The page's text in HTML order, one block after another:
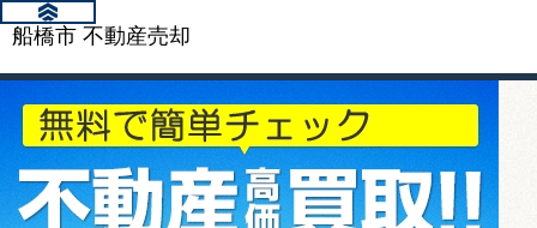
船橋市 不動産売却